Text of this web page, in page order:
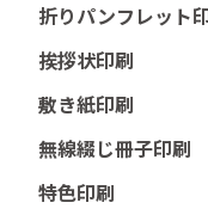
折りパンフレット
挨拶状印刷
敷き紙印刷
無線綴じ冊子印刷
特色印刷